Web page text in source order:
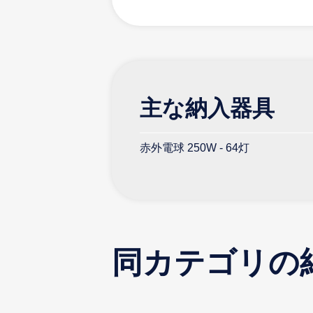
主な納入器具
赤外電球 250W - 64灯
同カテゴリの